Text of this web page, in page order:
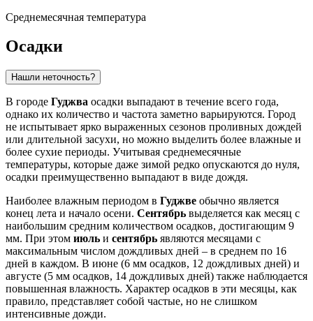
Среднемесячная температура
Осадки
Нашли неточность?
В городе Гуджва осадки выпадают в течение всего года,
однако их количество и частота заметно варьируются. Город
не испытывает ярко выраженных сезонов проливных дождей
или длительной засухи, но можно выделить более влажные и
более сухие периоды. Учитывая среднемесячные
температуры, которые даже зимой редко опускаются до нуля,
осадки преимущественно выпадают в виде дождя.
Наиболее влажным периодом в Гуджве обычно является
конец лета и начало осени. Сентябрь выделяется как месяц с
наибольшим средним количеством осадков, достигающим 9
мм. При этом июль и сентябрь являются месяцами с
максимальным числом дождливых дней – в среднем по 16
дней в каждом. В июне (6 мм осадков, 12 дождливых дней) и
августе (5 мм осадков, 14 дождливых дней) также наблюдается
повышенная влажность. Характер осадков в эти месяцы, как
правило, представляет собой частые, но не слишком
интенсивные дожди.